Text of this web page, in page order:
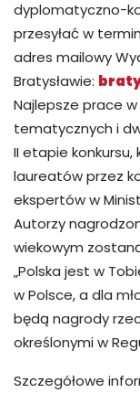
dyplomatyczno-
przesyłać w
adres mailowy
Bratysławie:
Najlepsze prace
tematycznych i
II etapie konkursu,
laureatów przez
ekspertów w
Autorzy
wiekowym
„Polska jest w
w Polsce, a dla
będą nagrody
określonymi w
Szczegółowe